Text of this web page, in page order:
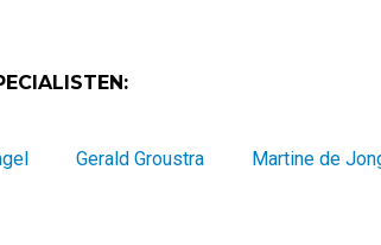
Gerald Groustra Martine de